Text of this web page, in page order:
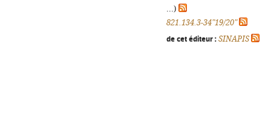
...)
821.134.3-34"19/20"
de cet éditeur : SINAPIS